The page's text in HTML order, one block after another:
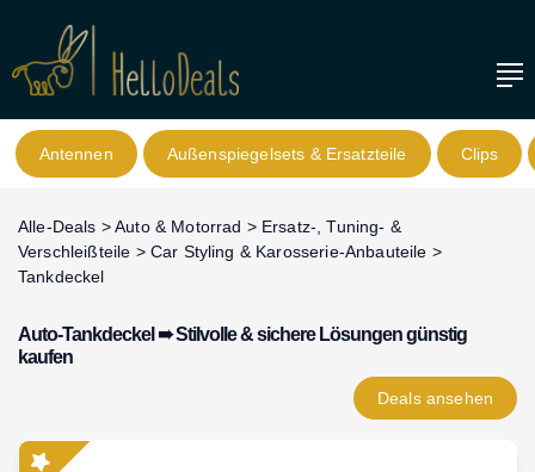
Antennen Außenspiegelsets & Ersatzteile Clips
Alle-Deals >Auto & Motorrad > Ersatz-, Tuning- &
Verschleißteile > Car Styling & Karosserie-Anbauteile >
Tankdeckel
Auto-Tankdeckel ➠ Stilvolle & sichere Lösungen günstig
kaufen
Dealsansehen